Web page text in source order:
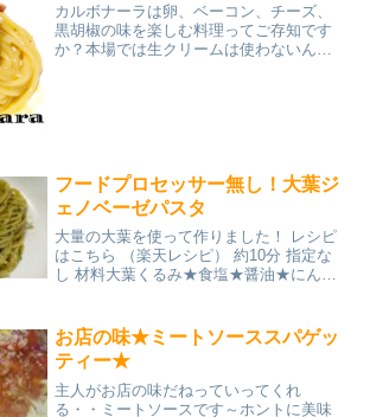
カルボナーラは卵、ベーコン、チーズ、
黒胡椒の味を楽しむ料理ってご存知です
か？本場では生クリームは使わないんで
フードプロセッサー無し！大葉ジ
ェノベーゼパスタ
大量の大葉を使って作りました！ レシピ
はこちら （楽天レシピ） 約10分 指定な
し 材料大葉くるみ★食塩★醤油★にんに
レビュー
お店の味★ミートソーススパゲッ
ティー★
主人がお店の味だねっていってくれ
る・・ミートソースです～ホントに美味